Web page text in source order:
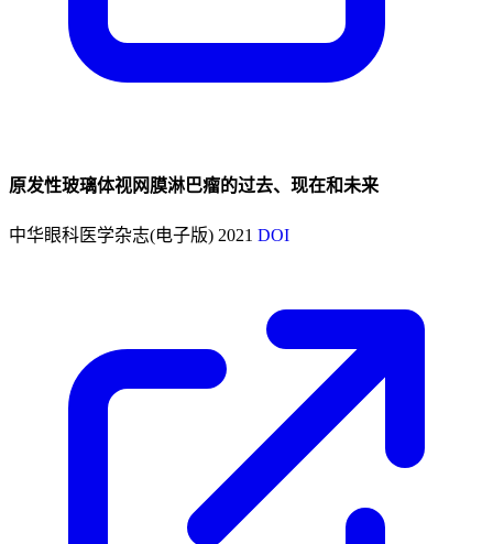
原发性玻璃体视网膜淋巴瘤的过去、现在和未来
中华眼科医学杂志(电子版) 2021 DOI